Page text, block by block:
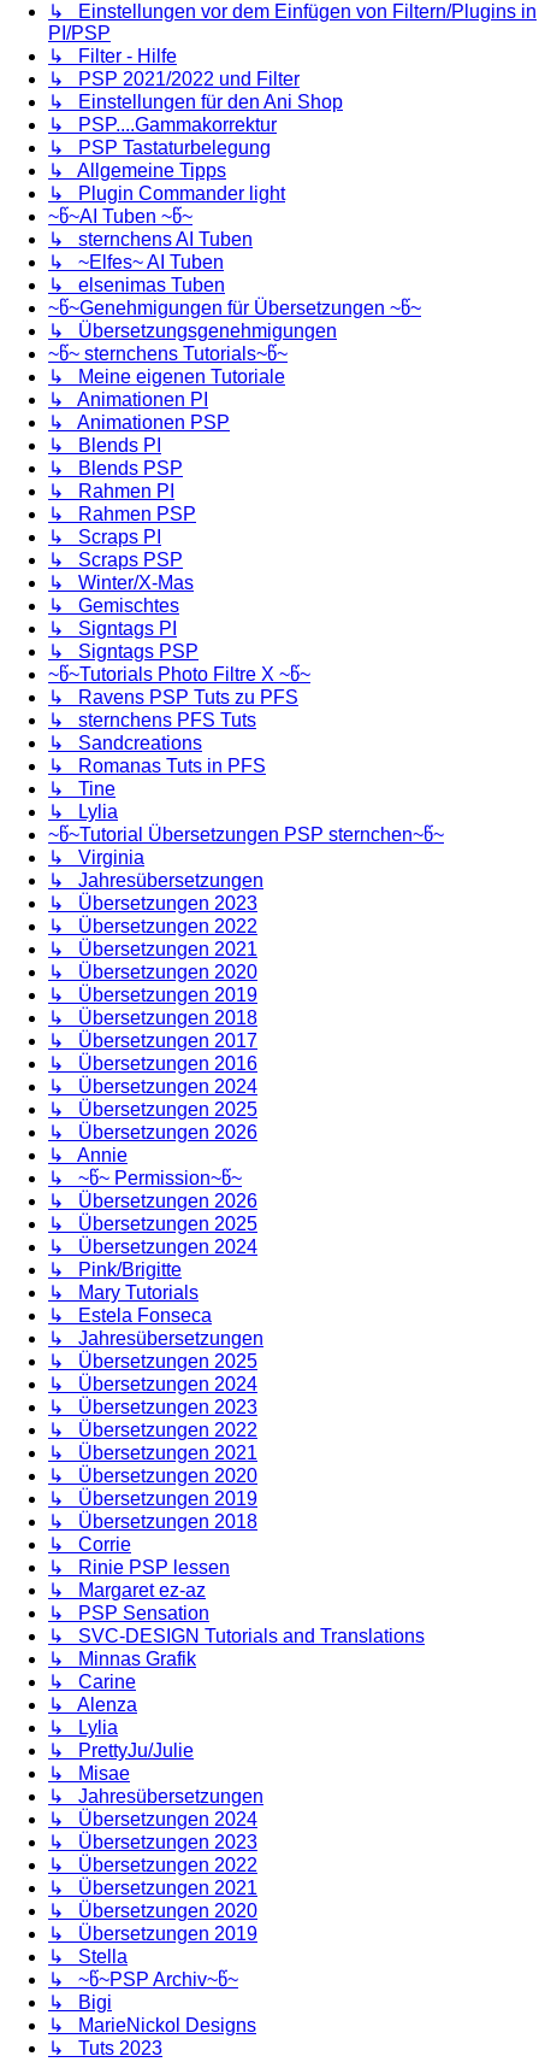
↳ Einstellungen vor dem Einfügen von Filtern/Plugins in
PI/PSP
↳ Filter - Hilfe
↳ PSP 2021/2022 und Filter
↳ Einstellungen für den Ani Shop
↳ PSP....Gammakorrektur
↳ PSP Tastaturbelegung
↳ Allgemeine Tipps
↳ Plugin Commander light
~წ~AI Tuben ~წ~
↳ sternchens AI Tuben
↳ ~Elfes~ AI Tuben
↳ elsenimas Tuben
~წ~Genehmigungen für Übersetzungen ~წ~
↳ Übersetzungsgenehmigungen
~წ~ sternchens Tutorials~წ~
↳ Meine eigenen Tutoriale
↳ Animationen PI
↳ Animationen PSP
↳ Blends PI
↳ Blends PSP
↳ Rahmen PI
↳ Rahmen PSP
↳ Scraps PI
↳ Scraps PSP
↳ Winter/X-Mas
↳ Gemischtes
↳ Signtags PI
↳ Signtags PSP
~წ~Tutorials Photo Filtre X ~წ~
↳ Ravens PSP Tuts zu PFS
↳ sternchens PFS Tuts
↳ Sandcreations
↳ Romanas Tuts in PFS
↳ Tine
↳ Lylia
~წ~Tutorial Übersetzungen PSP sternchen~წ~
↳ Virginia
↳ Jahresübersetzungen
↳ Übersetzungen 2023
↳ Übersetzungen 2022
↳ Übersetzungen 2021
↳ Übersetzungen 2020
↳ Übersetzungen 2019
↳ Übersetzungen 2018
↳ Übersetzungen 2017
↳ Übersetzungen 2016
↳ Übersetzungen 2024
↳ Übersetzungen 2025
↳ Übersetzungen 2026
↳ Annie
↳ ~წ~ Permission~წ~
↳ Übersetzungen 2026
↳ Übersetzungen 2025
↳ Übersetzungen 2024
↳ Pink/Brigitte
↳ Mary Tutorials
↳ Estela Fonseca
↳ Jahresübersetzungen
↳ Übersetzungen 2025
↳ Übersetzungen 2024
↳ Übersetzungen 2023
↳ Übersetzungen 2022
↳ Übersetzungen 2021
↳ Übersetzungen 2020
↳ Übersetzungen 2019
↳ Übersetzungen 2018
↳ Corrie
↳ Rinie PSP lessen
↳ Margaret ez-az
↳ PSP Sensation
↳ SVC-DESIGN Tutorials and Translations
↳ Minnas Grafik
↳ Carine
↳ Alenza
↳ Lylia
↳ PrettyJu/Julie
↳ Misae
↳ Jahresübersetzungen
↳ Übersetzungen 2024
↳ Übersetzungen 2023
↳ Übersetzungen 2022
↳ Übersetzungen 2021
↳ Übersetzungen 2020
↳ Übersetzungen 2019
↳ Stella
↳ ~წ~PSP Archiv~წ~
↳ Bigi
↳ MarieNickol Designs
↳ Tuts 2023